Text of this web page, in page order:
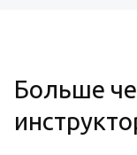
Больше